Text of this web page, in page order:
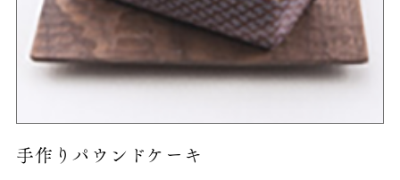
手作りパウンドケーキ